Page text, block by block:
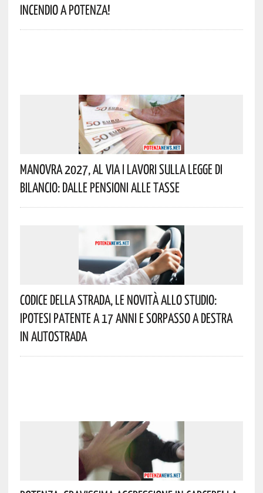
Incendio A Potenza!
Manovra 2027, Al Via I Lavori Sulla Legge Di
Bilancio: Dalle Pensioni Alle Tasse
Codice Della Strada, Le Novità Allo Studio:
Ipotesi Patente A 17 Anni E Sorpasso A Destra
In Autostrada